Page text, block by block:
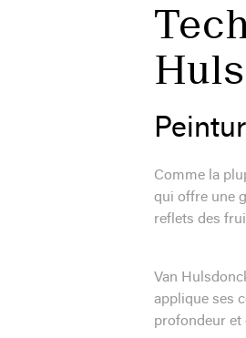
Comme la
qui offre une
reflets des
Van
applique ses
profondeur et